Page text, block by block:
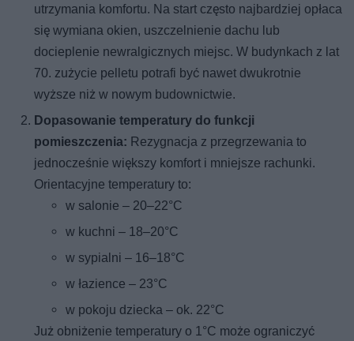
utrzymania komfortu. Na start często najbardziej opłaca
się wymiana okien, uszczelnienie dachu lub
docieplenie newralgicznych miejsc. W budynkach z lat
70. zużycie pelletu potrafi być nawet dwukrotnie
wyższe niż w nowym budownictwie.
Dopasowanie temperatury do funkcji
pomieszczenia: Rezygnacja z przegrzewania to
jednocześnie większy komfort i mniejsze rachunki.
Orientacyjne temperatury to:
w salonie – 20–22°C
w kuchni – 18–20°C
w sypialni – 16–18°C
w łazience – 23°C
w pokoju dziecka – ok. 22°C
Już obniżenie temperatury o 1°C może ograniczyć